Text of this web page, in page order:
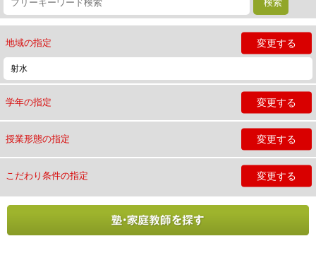
地域の指定 変更する
射水
学年の指定 変更する
授業形態の指定 変更する
こだわり条件の指定 変更する